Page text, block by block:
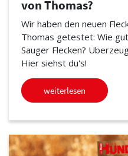
von Thomas?
Wir haben den neuen
Thomas getestet: Wie
Sauger Flecken?
Hier siehst du's!
weiterlesen